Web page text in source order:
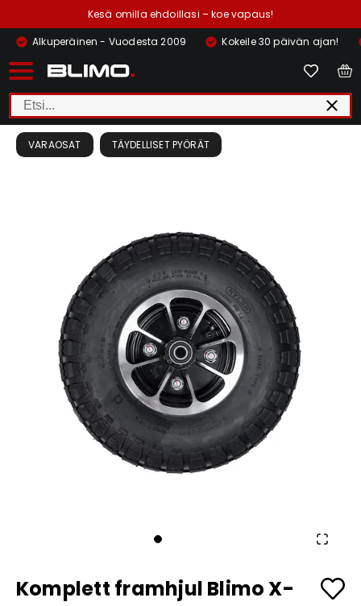
Kesä omilla ehdoillasi – koe vapaus!
Alkuperäinen - Vuodesta 2009
Kokeile 30 päivän ajan!
VARAOSAT TÄYDELLISET PYÖRÄT
Komplett framhjul Blimo X-